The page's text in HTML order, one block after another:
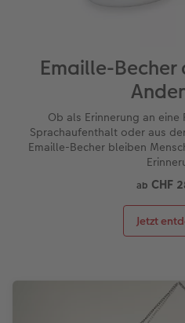
Emaille-
Ob als Erinnerung an eine
Sprachaufenthalt oder aus
Emaille-Becher bleiben
ab CHF
Jetzt